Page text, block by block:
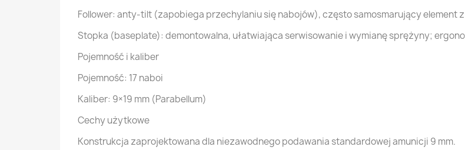
Follower: anty-tilt (zapobiega przechylaniu się nabojów), często samosmarujący element
Stopka (baseplate): demontowalna, ułatwiająca serwisowanie i wymianę sprężyny;
Pojemność i kaliber
Pojemność: 17 naboi
Kaliber: 9×19 mm (Parabellum)
Cechy użytkowe
Konstrukcja zaprojektowana dla niezawodnego podawania standardowej amunicji 9 mm.